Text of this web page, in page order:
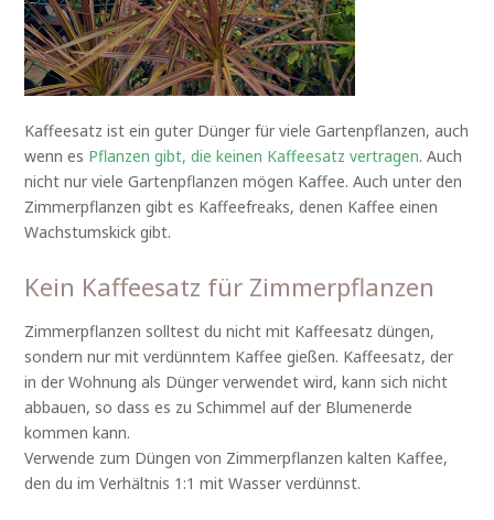
Kaffeesatz ist ein guter Dünger für viele Gartenpflanzen, auch
wenn es Pflanzen gibt, die keinen Kaffeesatz vertragen. Auch
nicht nur viele Gartenpflanzen mögen Kaffee. Auch unter den
Zimmerpflanzen gibt es Kaffeefreaks, denen Kaffee einen
Wachstumskick gibt.
Kein Kaffeesatz für Zimmerpflanzen
Zimmerpflanzen solltest du nicht mit Kaffeesatz düngen,
sondern nur mit verdünntem Kaffee gießen. Kaffeesatz, der
in der Wohnung als Dünger verwendet wird, kann sich nicht
abbauen, so dass es zu Schimmel auf der Blumenerde
kommen kann.
Verwende zum Düngen von Zimmerpflanzen kalten Kaffee,
den du im Verhältnis 1:1 mit Wasser verdünnst.